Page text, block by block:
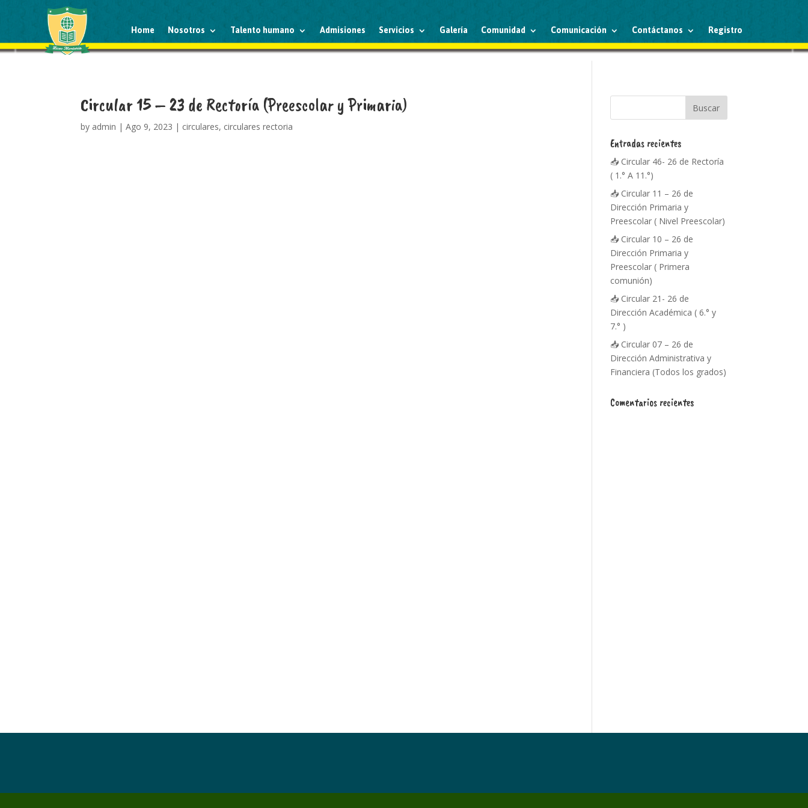
Home Nosotros Talento humano Admisiones Servicios Galería Comunidad Comunicación Contáctanos Registro
Circular 15 – 23 de Rectoría (Preescolar y Primaria)
by admin |Ago 9, 2023 | circulares, circulares rectoria
Entradas recientes
📥 Circular 46- 26 de Rectoría
( 1.° A 11.°)
📥 Circular 11 – 26 de
Dirección Primaria y
Preescolar ( Nivel Preescolar)
📥 Circular 10 – 26 de
Dirección Primaria y
Preescolar ( Primera
comunión)
📥 Circular 21- 26 de
Dirección Académica ( 6.° y
7.° )
📥 Circular 07 – 26 de
Dirección Administrativa y
Financiera (Todos los grados)
Comentarios recientes